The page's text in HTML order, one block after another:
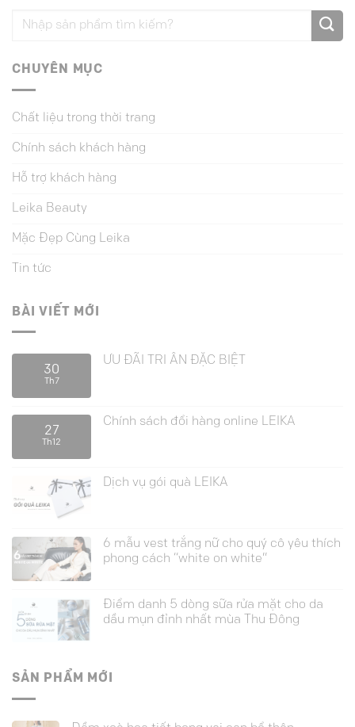
CHUYÊN MỤC
Chất liệu trong thời trang
Chính sách khách hàng
Hỗ trợ khách hàng
Leika Beauty
Mặc Đẹp Cùng Leika
Tin tức
BÀI VIẾT MỚI
30
Th7
ƯU ĐÃI TRI ÂN ĐẶC BIỆT
27
Th12
Chính sách đổi hàng online LEIKA
Dịch vụ gói quà LEIKA
6 mẫu vest trắng nữ cho quý cô yêu thích
phong cách “white on white”
Điểm danh 5 dòng sữa rửa mặt cho da
dầu mụn đỉnh nhất mùa Thu Đông
SẢN PHẨM MỚI